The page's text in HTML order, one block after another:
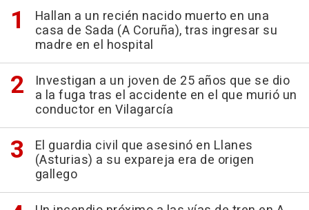
Hallan a un recién nacido muerto en una
casa de Sada (A Coruña), tras ingresar su
madre en el hospital
Investigan a un joven de 25 años que se dio
a la fuga tras el accidente en el que murió un
conductor en Vilagarcía
El guardia civil que asesinó en Llanes
(Asturias) a su expareja era de origen
gallego